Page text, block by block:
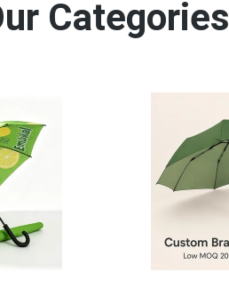
Categories